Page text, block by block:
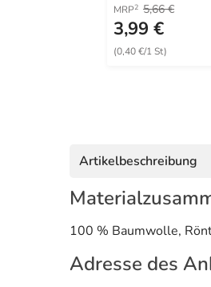
MRP2 5,66 €
3,99 €
(0,40 €/1 St)
Artikelbeschreibung
100 % Baumwolle,
Adresse des